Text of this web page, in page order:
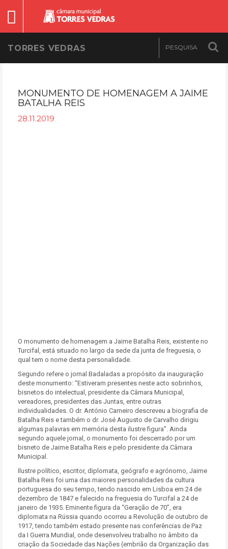
TORRES VEDRAS
MONUMENTO DE HOMENAGEM A JAIME
BATALHA REIS
28.11.2019
O monumento de homenagem a Jaime Batalha Reis, existente no
Turcifal, está situado no largo da sede da junta de freguesia, o
qual tem o nome desta personalidade.
Segundo refere o jornal Badaladas a propósito da inauguração
deste monumento: “Estiveram presentes neste acto sobrinhos,
bisnetos do intelectual, presidente da Câmara Municipal,
vereadores, presidentes das Juntas, entre outras
individualidades. O dr. António Carneiro descreveu a biografia de
Batalha Reis e também o dr. José Augusto de Carvalho dirigiu
algumas palavras em memória desta ilustre figura”. Ainda
segundo aquele jornal, o monumento foi descerrado por um
bisneto de Jaime Batalha Reis e pelo presidente da Câmara
Municipal.
Ilustre político, escritor, diplomata, geógrafo e agrónomo, Jaime
Batalha Reis foi uma das maiores personalidades da cultura
portuguesa do seu tempo, tendo nascido em Lisboa em 24 de
dezembro de 1847 e falecido na freguesia do Turcifal a 24 de
janeiro de 1935. Eminente figura da “Geração de 70”, era
diplomata na Rússia quando ocorreu a Revolução de outubro de
1917, tendo também estado presente nas conferências de Paz
da I Guerra Mundial, onde desenvolveu trabalho no âmbito da
criação da Sociedade das Nações (embrião da Organização das